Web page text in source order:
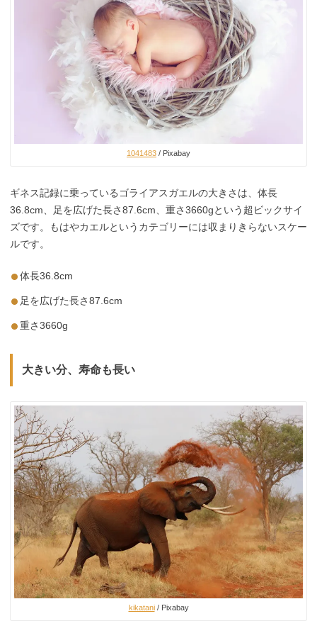
1041483 / Pixabay
ギネス記録に乗っているゴライアスガエルの大きさは、体長
36.8cm、足を広げた長さ87.6cm、重さ3660gという超ビックサイ
ズです。もはやカエルというカテゴリーには収まりきらないスケー
ルです。
体長36.8cm
足を広げた長さ87.6cm
重さ3660g
大きい分、寿命も長い
kikatani/ Pixabay